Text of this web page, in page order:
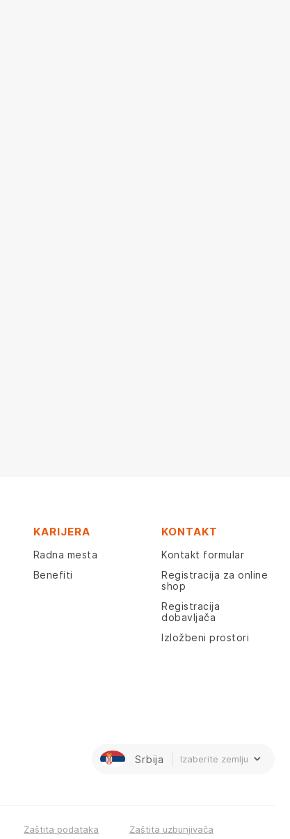
KARIJERA
Radna mesta
Benefiti
KONTAKT
Kontakt formular
Registracija za online
shop
Registracija
dobavljača
Izložbeni prostori
Srbija Izaberite zemlju
Zaštita podataka Zaštita uzbunjivača